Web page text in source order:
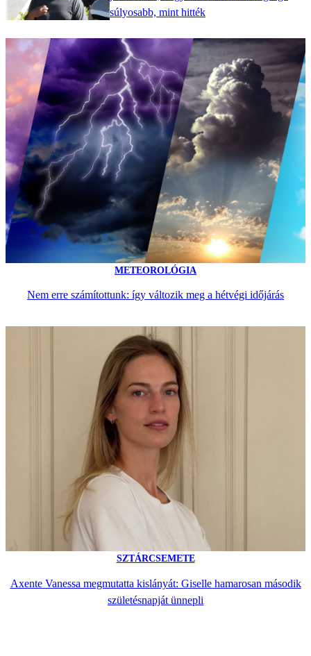
súlyosabb, mint hitték
METEOROLÓGIA
Nem erre számítottunk: így változik meg a hétvégi időjárás
SZTÁRCSEMETE
Axente Vanessa megmutatta kislányát: Giselle hamarosan második
születésnapját ünnepli